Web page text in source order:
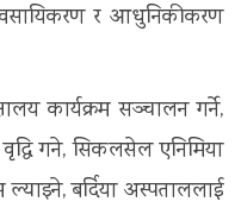
र आधुनिकीकरण
कार्यक्रम सञ्चालन गर्ने,
वृद्धि गने, सिकलसेल एनिमिया
ल्याइने, बर्दिया अस्पताललाई